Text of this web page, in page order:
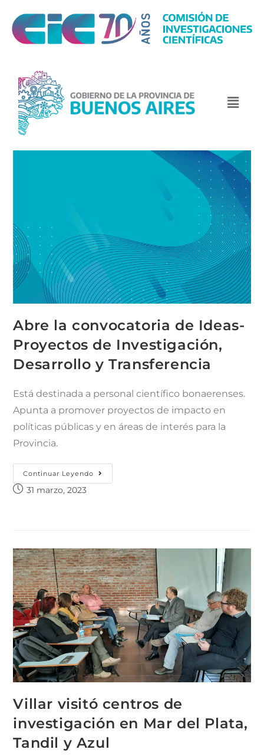
Abre la convocatoria de Ideas-
Proyectos de Investigación,
Desarrollo y Transferencia
Está destinada a personal científico bonaerenses.
Apunta a promover proyectos de impacto en
políticas públicas y en áreas de interés para la
Provincia.
Continuar Leyendo
31 marzo, 2023
Villar visitó centros de
investigación en Mar del Plata,
Tandil y Azul